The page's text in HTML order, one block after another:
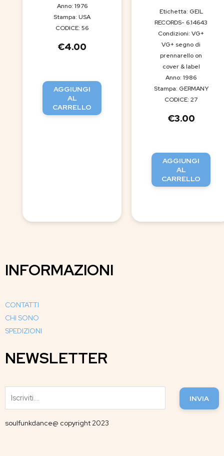
Anno: 1976
Stampa: USA
CODICE: 56
€4.00
AGGIUNGI
AL
CARRELLO
Etichetta: GEIL
RECORDS- 6.14643
Condizioni: VG+
VG+ segno di
prennarello on
cover & label
Anno: 1986
Stampa: GERMANY
CODICE: 27
€3.00
AGGIUNGI
AL
CARRELLO
INFORMAZIONI
CONTATTI
CHI SONO
SPEDIZIONI
NEWSLETTER
INVIA
soulfunkdance@ copyright 2023